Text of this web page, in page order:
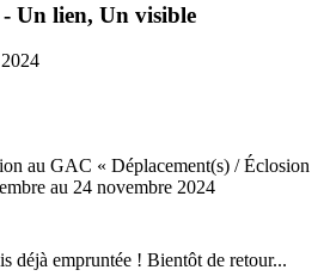
Un lien, Un visible
au GAC « Déplacement(s) / Éclosion
au 24 novembre 2024
déjà empruntée ! Bientôt de retour...